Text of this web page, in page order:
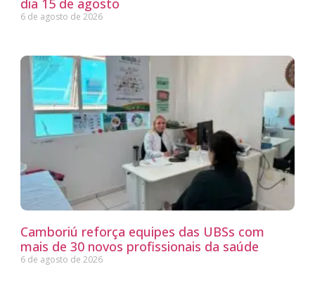
dia 15 de agosto
6 de agosto de 2026
Camboriú reforça equipes das UBSs com
mais de 30 novos profissionais da saúde
6 de agosto de 2026